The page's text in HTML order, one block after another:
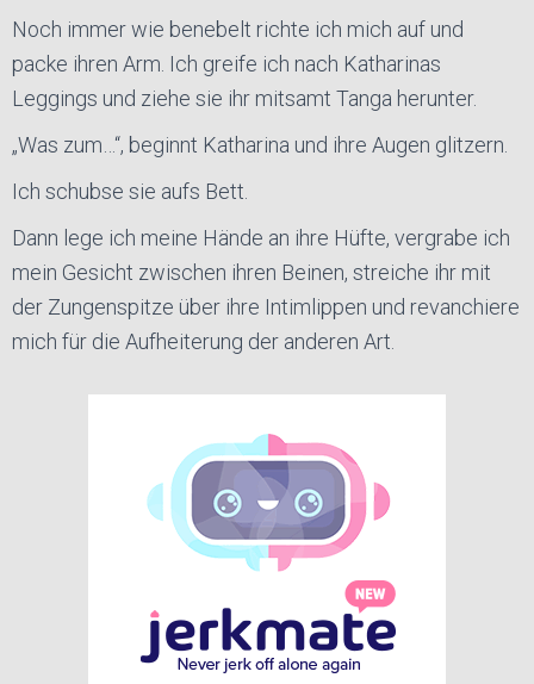
Noch immer wie benebelt richte ich mich auf und
packe ihren Arm. Ich greife ich nach Katharinas
Leggings und ziehe sie ihr mitsamt Tanga herunter.
„Was zum…“, beginnt Katharina und ihre Augen glitzern.
Ich schubse sie aufs Bett.
Dann lege ich meine Hände an ihre Hüfte, vergrabe ich
mein Gesicht zwischen ihren Beinen, streiche ihr mit
der Zungenspitze über ihre Intimlippen und revanchiere
mich für die Aufheiterung der anderen Art.